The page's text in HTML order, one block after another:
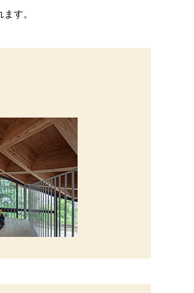
す。